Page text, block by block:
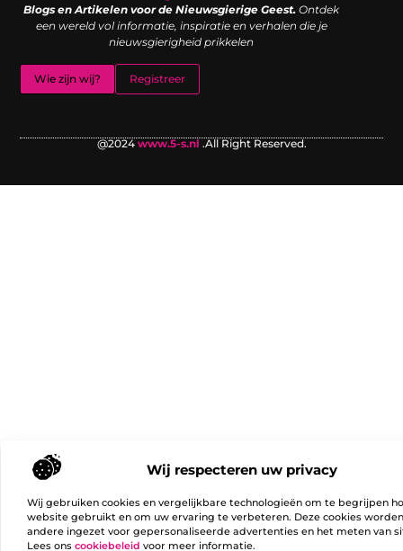
Wij respecteren uw privacy
Wij gebruiken cookies en vergelijkbare technologieën om te begrijpen
website gebruikt en om uw ervaring te verbeteren. Deze cookies
andere ingezet voor gepersonaliseerde advertenties en het meten van
Lees ons cookiebeleid voor meer informatie.
Blogs en Artikelen voor de Nieuwsgierige Geest. Ontdek
een wereld vol informatie, inspiratie en verhalen die je
nieuwsgierigheid prikkelen
Wie zijn wij? Registreer
@2024 www.5-s.nl .All Right Reserved.